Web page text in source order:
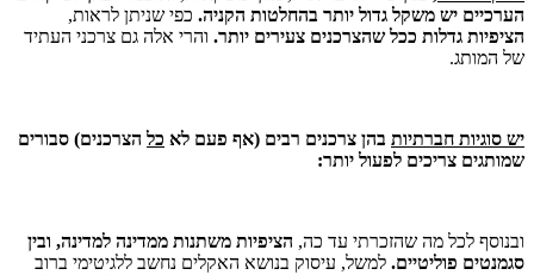
הערכיים יש משקל גדול יותר בהחלטות הקניה. כפי שניתן לראות,
הציפיות גדלות ככל שהצרכנים צעירים יותר. והרי אלה גם צרכני העתיד
של המותג.
יש סוגיות חברתיות בהן צרכנים רבים (אף פעם לא כל הצרכנים) סבורים
שמותגים צריכים לפעול יותר:
ובנוסף לכל מה שהזכרתי עד כה, הציפיות משתנות ממדינה למדינה, ובין
סגמנטים פוליטיים. למשל, עיסוק בנושא האקלים נחשב ללגיטימי ברוב